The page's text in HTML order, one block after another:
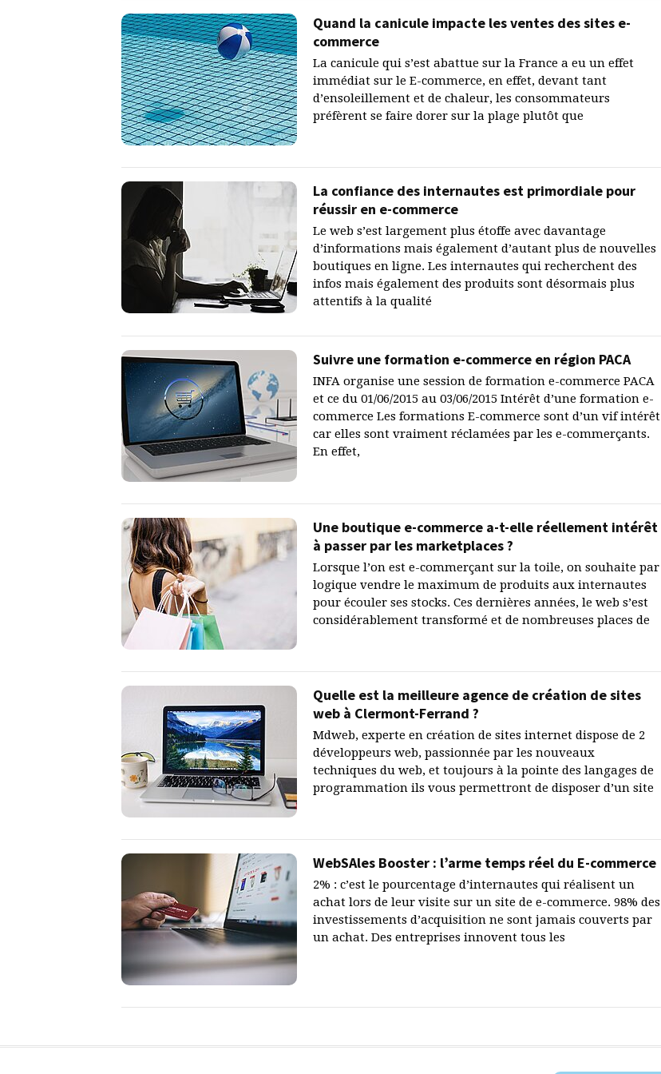
Quand la canicule impacte les ventes des sites e-
commerce
La canicule qui s’est abattue sur la France a eu un effet
immédiat sur le E-commerce, en effet, devant tant
d’ensoleillement et de chaleur, les consommateurs
préfèrent se faire dorer sur la plage plutôt que
La confiance des internautes est primordiale pour
réussir en e-commerce
Le web s’est largement plus étoffe avec davantage
d’informations mais également d’autant plus de nouvelles
boutiques en ligne. Les internautes qui recherchent des
infos mais également des produits sont désormais plus
attentifs à la qualité
Suivre une formation e-commerce en région PACA
INFA organise une session de formation e-commerce PACA
et ce du 01/06/2015 au 03/06/2015 Intérêt d’une formation e-
commerce Les formations E-commerce sont d’un vif intérêt
car elles sont vraiment réclamées par les e-commerçants.
En effet,
Une boutique e-commerce a-t-elle réellement intérêt
à passer par les marketplaces ?
Lorsque l’on est e-commerçant sur la toile, on souhaite par
logique vendre le maximum de produits aux internautes
pour écouler ses stocks. Ces dernières années, le web s’est
considérablement transformé et de nombreuses places de
Quelle est la meilleure agence de création de sites
web à Clermont-Ferrand ?
Mdweb, experte en création de sites internet dispose de 2
développeurs web, passionnée par les nouveaux
techniques du web, et toujours à la pointe des langages de
programmation ils vous permettront de disposer d’un site
WebSAles Booster : l’arme temps réel du E-commerce
2% : c’est le pourcentage d’internautes qui réalisent un
achat lors de leur visite sur un site de e-commerce. 98% des
investissements d’acquisition ne sont jamais couverts par
un achat. Des entreprises innovent tous les